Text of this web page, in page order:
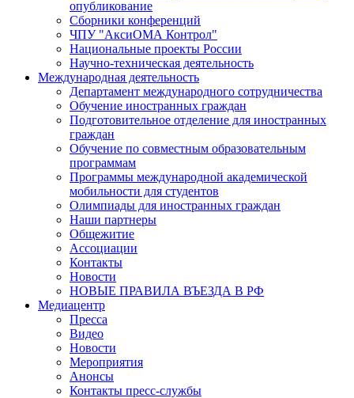
опубликование
Сборники конференций
ЧПУ "АксиОМА Контрол"
Национальные проекты России
Научно-техническая деятельность
Международная деятельность
Департамент международного сотрудничества
Обучение иностранных граждан
Подготовительное отделение для иностранных
граждан
Обучение по совместным образовательным
программам
Программы международной академической
мобильности для студентов
Олимпиады для иностранных граждан
Наши партнеры
Общежитие
Ассоциации
Контакты
Новости
НОВЫЕ ПРАВИЛА ВЪЕЗДА В РФ
Медиацентр
Пресса
Видео
Новости
Мероприятия
Анонсы
Контакты пресс-службы